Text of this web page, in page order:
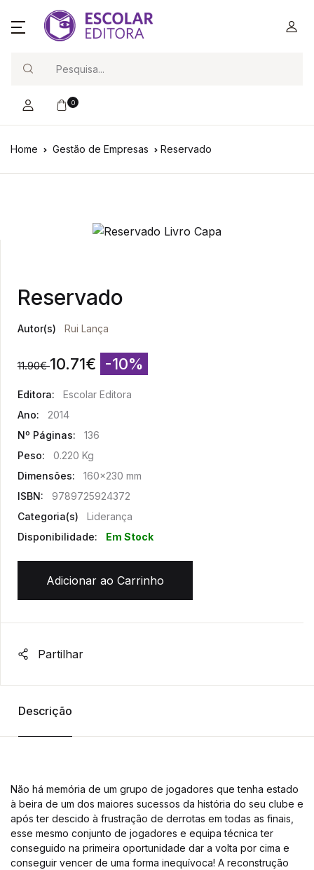
0
Home Gestão de Empresas Reservado
Reservado
Autor(s) Rui Lança
11.90€ 10.71€ -10%
Editora:
Escolar Editora
Ano:
2014
Nº Páginas:
136
Peso:
0.220 Kg
Dimensões:
160x230 mm
ISBN:
9789725924372
Categoria(s)
Liderança
Disponibilidade:
Em Stock
Adicionar ao Carrinho
Partilhar
Descrição
Não há memória de um grupo de jogadores que tenha estado
à beira de um dos maiores sucessos da história do seu clube e
após ter descido à frustração de derrotas em todas as finais,
esse mesmo conjunto de jogadores e equipa técnica ter
conseguido na primeira oportunidade dar a volta por cima e
conseguir vencer de uma forma inequívoca! A reconstrução